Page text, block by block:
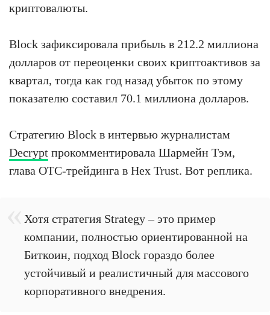
криптовалюты.
Block зафиксировала прибыль в 212.2 миллиона
долларов от переоценки своих криптоактивов за
квартал, тогда как год назад убыток по этому
показателю составил 70.1 миллиона долларов.
Стратегию Block в интервью журналистам
Decrypt прокомментировала Шармейн Тэм,
глава OTC-трейдинга в Hex Trust. Вот реплика.
Хотя стратегия Strategy – это пример
компании, полностью ориентированной на
Биткоин, подход Block гораздо более
устойчивый и реалистичный для массового
корпоративного внедрения.